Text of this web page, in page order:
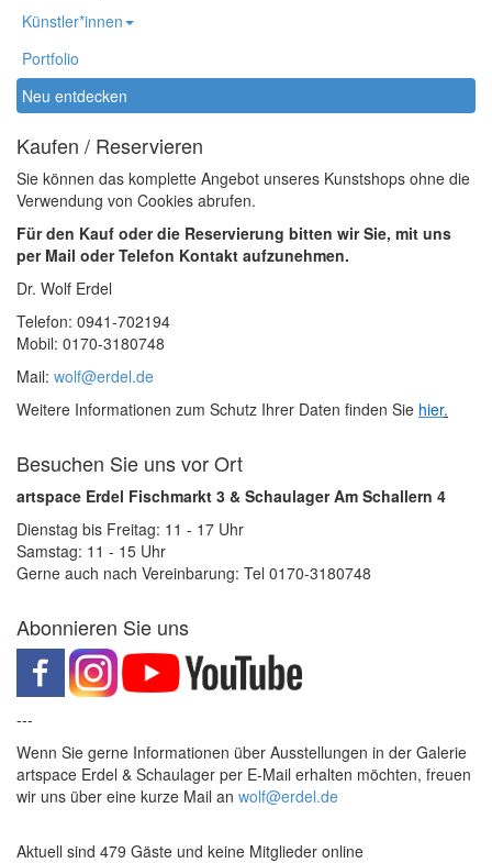
Künstler*innen
Portfolio
Neu entdecken
Kaufen / Reservieren
Sie können das komplette Angebot unseres Kunstshops ohne die
Verwendung von Cookies abrufen.
Für den Kauf oder die Reservierung bitten wir Sie, mit uns
per Mail oder Telefon Kontakt aufzunehmen.
Dr. Wolf Erdel
Telefon: 0941-702194
Mobil: 0170-3180748
Mail: wolf@erdel.de
Weitere Informationen zum Schutz Ihrer Daten finden Sie hier.
Besuchen Sie uns vor Ort
artspace Erdel Fischmarkt 3 & Schaulager Am Schallern 4
Dienstag bis Freitag: 11 - 17 Uhr
Samstag: 11 - 15 Uhr
Gerne auch nach Vereinbarung: Tel 0170-3180748
Abonnieren Sie uns
---
Wenn Sie gerne Informationen über Ausstellungen in der Galerie
artspace Erdel & Schaulager per E-Mail erhalten möchten, freuen
wir uns über eine kurze Mail an wolf@erdel.de
Aktuell sind 479 Gäste und keine Mitglieder online